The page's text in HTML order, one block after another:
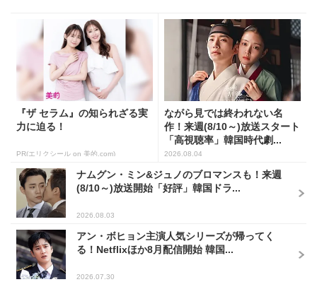
『ザ セラム』の知られざる実
力に迫る！
PR(エリクシール on 美的.com)
ながら見では終われない名
作！来週(8/10～)放送スタート
「高視聴率」韓国時代劇...
2026.08.04
ナムグン・ミン&ジュノのブロマンスも！来週
(8/10～)放送開始「好評」韓国ドラ...
2026.08.03
アン・ボヒョン主演人気シリーズが帰ってく
る！Netflixほか8月配信開始 韓国...
2026.07.30